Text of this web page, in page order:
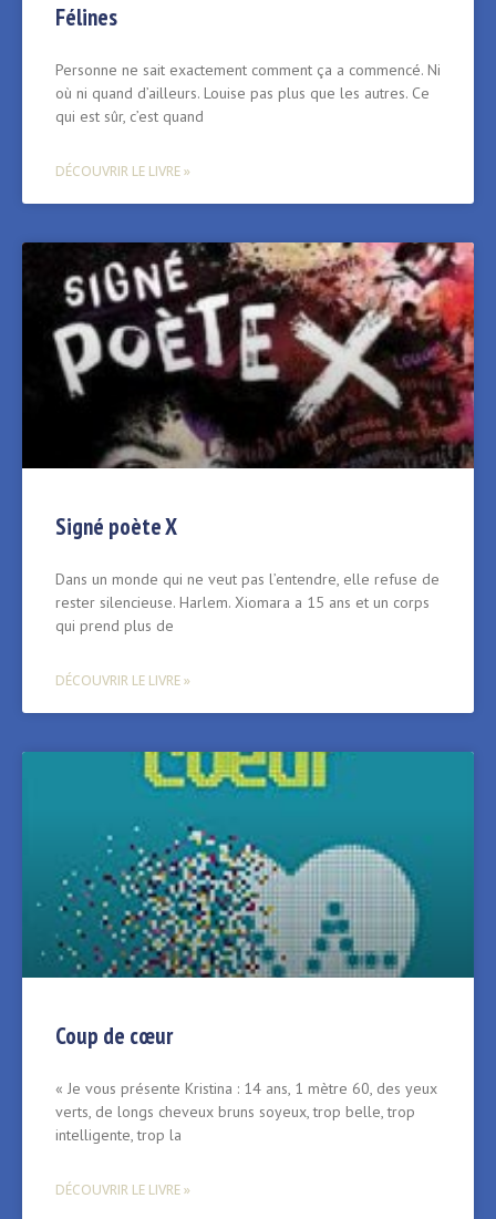
Félines
Personne ne sait exactement comment ça a commencé. Ni
où ni quand d’ailleurs. Louise pas plus que les autres. Ce
qui est sûr, c’est quand
DÉCOUVRIR LE LIVRE »
Signé poète X
Dans un monde qui ne veut pas l’entendre, elle refuse de
rester silencieuse. Harlem. Xiomara a 15 ans et un corps
qui prend plus de
DÉCOUVRIR LE LIVRE »
Coup de cœur
« Je vous présente Kristina : 14 ans, 1 mètre 60, des yeux
verts, de longs cheveux bruns soyeux, trop belle, trop
intelligente, trop la
DÉCOUVRIR LE LIVRE »